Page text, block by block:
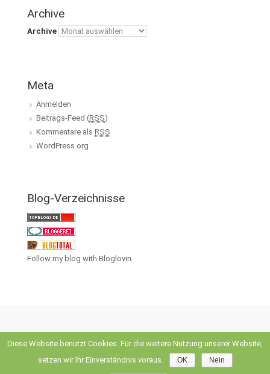
Archive
Archive
Meta
Anmelden
Beitrags-Feed (RSS)
Kommentare als RSS
WordPress.org
Blog-Verzeichnisse
Follow my blog with Bloglovin
theme by Theme4Press • Powered byWordPress
Diese Website benutzt Cookies. Für die weitere Nutzung unserer Website,
setzen wir Ihr Einverständnis voraus.
OK Nein